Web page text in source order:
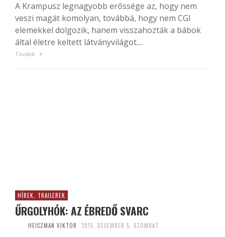
A Krampusz legnagyobb erőssége az, hogy nem
veszi magát komolyan, továbbá, hogy nem CGI
elemekkel dolgozik, hanem visszahozták a bábok
által életre keltett látványvilágot....
Tovább
HÍREK, TRAILEREK
ŰRGOLYHÓK: AZ ÉBREDŐ SVARC
HEICZMAN VIKTOR 2015. DECEMBER 5. SZOMBAT